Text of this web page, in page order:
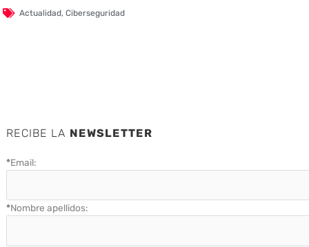
Actualidad,Ciberseguridad
RECIBE LA NEWSLETTER
*Email:
*Nombre apellidos: